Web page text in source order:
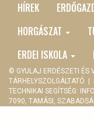
MAIN
MENU
HÍREK
HORGÁSZAT
ERDEI ISKOLA
© GYULAJ ERDÉSZETI ÉS
TÁRHELYSZOLGÁLTATÓ
TECHNIKAI SEGÍTSÉG:
7090, TAMÁSI,